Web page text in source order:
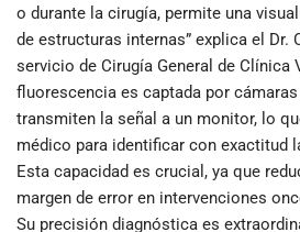
o durante la cirugía, permite una
de estructuras internas” explica el Dr.
servicio de Cirugía General de Clínica
fluorescencia es captada por
transmiten la señal a un monitor, lo
médico para identificar con exactitud
Esta capacidad es crucial, ya que
margen de error en intervenciones
Su precisión diagnóstica es